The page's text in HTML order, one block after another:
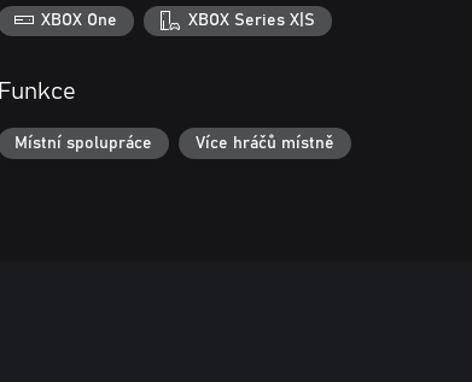
XBOX One XBOX Series X|S
Funkce
Místní spolupráce Více hráčů místně